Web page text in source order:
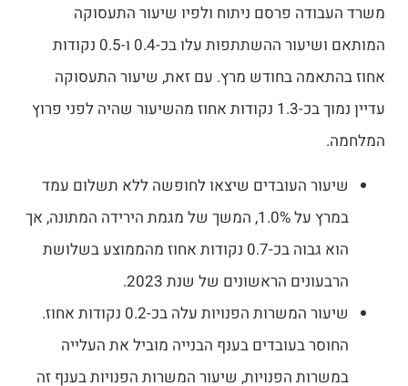
משרד העבודה פרסם ניתוח ולפיו שיעור התעסוקה
המותאם ושיעור ההשתתפות עלו בכ-0.4 ו-0.5 נקודות
אחוז בהתאמה בחודש מרץ. עם זאת, שיעור התעסוקה
עדיין נמוך בכ-1.3 נקודות אחוז מהשיעור שהיה לפני פרוץ
המלחמה.
שיעור העובדים שיצאו לחופשה ללא תשלום עמד
במרץ על 1.0%, המשך של מגמת הירידה המתונה, אך
הוא גבוה בכ-0.7 נקודות אחוז מהממוצע בשלושת
הרבעונים הראשונים של שנת 2023.
שיעור המשרות הפנויות עלה בכ-0.2 נקודות אחוז.
החוסר בעובדים בענף הבנייה מוביל את העלייה
במשרות הפנויות, שיעור המשרות הפנויות בענף זה